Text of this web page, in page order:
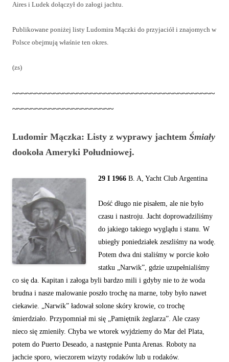
Aires i Ludek dołączył do załogi jachtu.
Publikowane poniżej listy Ludomira Mączki do przyjaciół i znajomych w
Polsce obejmują właśnie ten okres.
(zs)
~~~~~~~~~~~~~~~~~~~~~~~~~~~~~~~~~~~~~~~~~~~~
~~~~~~~~~~~~~~~~~~~~~~
Ludomir Mączka: Listy z wyprawy jachtem Śmiały
dookoła Ameryki Południowej.
29 I 1966 B. A, Yacht Club Argentina
Dość długo nie pisałem, ale nie było
czasu i nastroju. Jacht doprowadziliśmy
do jakiego takiego wyglądu i stanu. W
ubiegły poniedziałek zeszliśmy na wodę.
Potem dwa dni staliśmy w porcie koło
statku „Narwik”, gdzie uzupełnialiśmy
co się da. Kapitan i załoga byli bardzo mili i gdyby nie to że woda
brudna i nasze malowanie poszło trochę na marne, toby było nawet
ciekawie. „Narwik” ładował solone skóry krowie, co trochę
śmierdziało. Przypomniał mi się „Pamiętnik żeglarza”. Ale czasy
nieco się zmieniły. Chyba we wtorek wyjdziemy do Mar del Plata,
potem do Puerto Deseado, a następnie Punta Arenas. Roboty na
jachcie sporo, wieczorem wizyty rodaków lub u rodaków.